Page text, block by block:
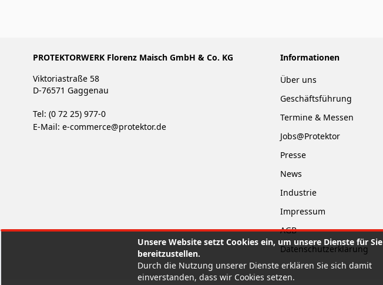
Unsere Website setzt Cookies ein, um unsere Dienste für Sie
bereitzustellen.
Durch die Nutzung unserer Dienste erklären Sie sich damit
einverstanden, dass wir Cookies setzen.
PROTEKTORWERK Florenz Maisch GmbH & Co. KG
Viktoriastraße 58
D-76571 Gaggenau
Tel: (0 72 25) 977-0
E-Mail: e-commerce@protektor.de
Informationen
Über uns
Geschäftsführung
Termine & Messen
Jobs@Protektor
Presse
News
Industrie
Impressum
AGB
Datenschutzerklärung